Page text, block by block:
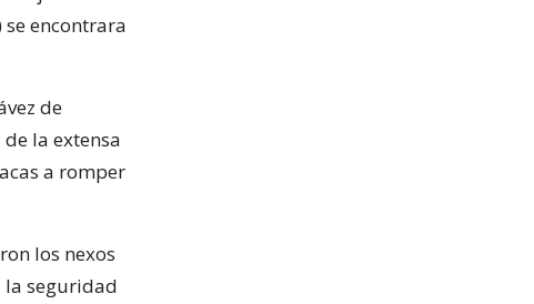
se encontrara
de
la extensa
a romper
los nexos
la seguridad